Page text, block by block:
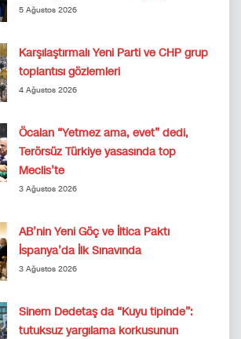
5 Ağustos 2026
Karşılaştırmalı Yeni Parti ve CHP grup
toplantısı gözlemleri
4 Ağustos 2026
Öcalan “Yetmez ama, evet” dedi,
Terörsüz Türkiye yasasında top
Meclis’te
3 Ağustos 2026
AB’nin Yeni Göç ve İltica Paktı
İspanya’da İlk Sınavında
3 Ağustos 2026
Sinem Dedetaş da “Kuyu tipinde”:
tutuksuz yargılama korkusunun